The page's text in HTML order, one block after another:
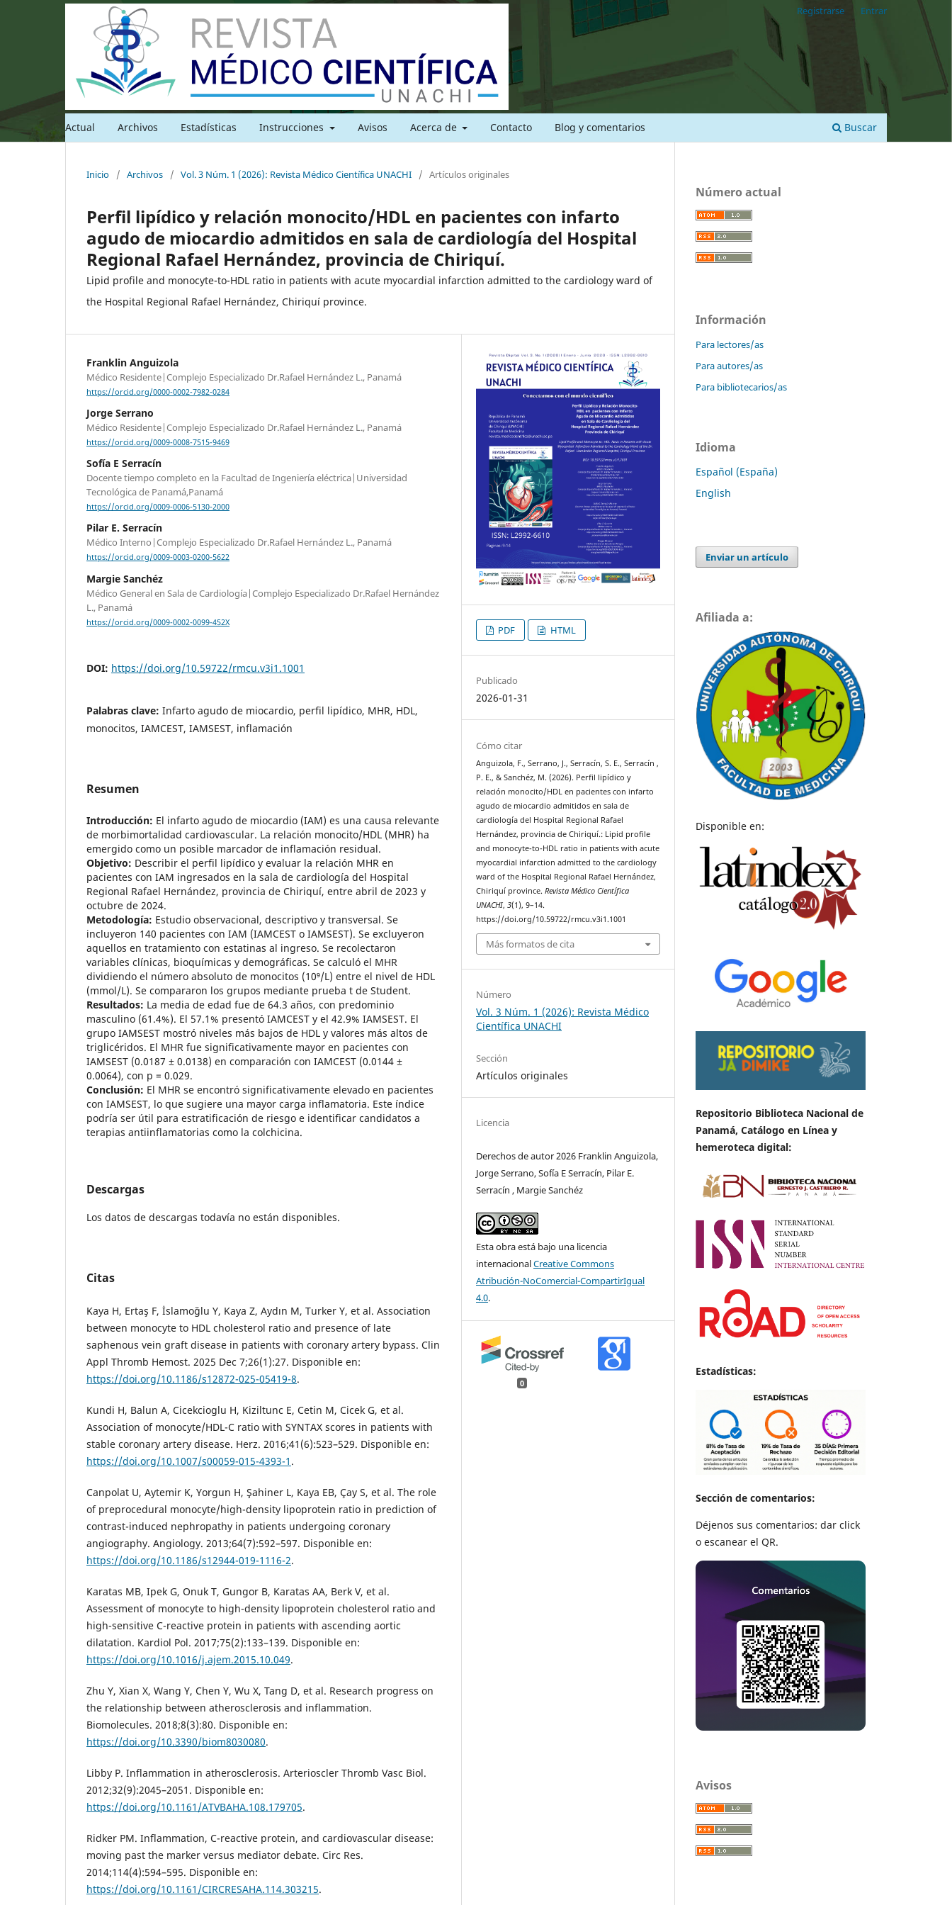
Actual Archivos Estadísticas Instrucciones Avisos Acerca de Contacto Blog y comentarios Buscar
Registrarse Entrar
Inicio / Archivos / Vol. 3 Núm. 1 (2026): Revista Médico Científica UNACHI / Artículos originales
Perfil lipídico y relación monocito/HDL en pacientes con infarto
agudo de miocardio admitidos en sala de cardiología del Hospital
Regional Rafael Hernández, provincia de Chiriquí.
Lipid profile and monocyte-to-HDL ratio in patients with acute myocardial infarction admitted to the cardiology ward of
the Hospital Regional Rafael Hernández, Chiriquí province.
Franklin Anguizola
Médico Residente|Complejo Especializado Dr.Rafael Hernández L., Panamá
https://orcid.org/0000-0002-7982-0284
Jorge Serrano
Médico Residente|Complejo Especializado Dr.Rafael Hernández L., Panamá
https://orcid.org/0009-0008-7515-9469
Sofía E Serracín
Docente tiempo completo en la Facultad de Ingeniería eléctrica|Universidad
Tecnológica de Panamá,Panamá
https://orcid.org/0009-0006-5130-2000
Pilar E. Serracín
Médico Interno|Complejo Especializado Dr.Rafael Hernández L., Panamá
https://orcid.org/0009-0003-0200-5622
Margie Sanchéz
Médico General en Sala de Cardiología|Complejo Especializado Dr.Rafael Hernández
L., Panamá
https://orcid.org/0009-0002-0099-452X
DOI: https://doi.org/10.59722/rmcu.v3i1.1001
Palabras clave: Infarto agudo de miocardio, perfil lipídico, MHR, HDL,
monocitos, IAMCEST, IAMSEST, inflamación
Resumen
Introducción: El infarto agudo de miocardio (IAM) es una causa relevante
de morbimortalidad cardiovascular. La relación monocito/HDL (MHR) ha
emergido como un posible marcador de inflamación residual.
Objetivo: Describir el perfil lipídico y evaluar la relación MHR en
pacientes con IAM ingresados en la sala de cardiología del Hospital
Regional Rafael Hernández, provincia de Chiriquí, entre abril de 2023 y
octubre de 2024.
Metodología: Estudio observacional, descriptivo y transversal. Se
incluyeron 140 pacientes con IAM (IAMCEST o IAMSEST). Se excluyeron
aquellos en tratamiento con estatinas al ingreso. Se recolectaron
variables clínicas, bioquímicas y demográficas. Se calculó el MHR
dividiendo el número absoluto de monocitos (10⁹/L) entre el nivel de HDL
(mmol/L). Se compararon los grupos mediante prueba t de Student.
Resultados: La media de edad fue de 64.3 años, con predominio
masculino (61.4%). El 57.1% presentó IAMCEST y el 42.9% IAMSEST. El
grupo IAMSEST mostró niveles más bajos de HDL y valores más altos de
triglicéridos. El MHR fue significativamente mayor en pacientes con
IAMSEST (0.0187 ± 0.0138) en comparación con IAMCEST (0.0144 ±
0.0064), con p = 0.029.
Conclusión: El MHR se encontró significativamente elevado en pacientes
con IAMSEST, lo que sugiere una mayor carga inflamatoria. Este índice
podría ser útil para estratificación de riesgo e identificar candidatos a
terapias antiinflamatorias como la colchicina.
Descargas
Los datos de descargas todavía no están disponibles.
Citas
Kaya H, Ertaş F, İslamoğlu Y, Kaya Z, Aydın M, Turker Y, et al. Association
between monocyte to HDL cholesterol ratio and presence of late
saphenous vein graft disease in patients with coronary artery bypass. Clin
Appl Thromb Hemost. 2025 Dec 7;26(1):27. Disponible en:
https://doi.org/10.1186/s12872-025-05419-8.
Kundi H, Balun A, Cicekcioglu H, Kiziltunc E, Cetin M, Cicek G, et al.
Association of monocyte/HDL-C ratio with SYNTAX scores in patients with
stable coronary artery disease. Herz. 2016;41(6):523–529. Disponible en:
https://doi.org/10.1007/s00059-015-4393-1 .
Canpolat U, Aytemir K, Yorgun H, Şahiner L, Kaya EB, Çay S, et al. The role
of preprocedural monocyte/high-density lipoprotein ratio in prediction of
contrast-induced nephropathy in patients undergoing coronary
angiography. Angiology. 2013;64(7):592–597. Disponible en:
https://doi.org/10.1186/s12944-019-1116-2.
Karatas MB, Ipek G, Onuk T, Gungor B, Karatas AA, Berk V, et al.
Assessment of monocyte to high-density lipoprotein cholesterol ratio and
high-sensitive C-reactive protein in patients with ascending aortic
dilatation. Kardiol Pol. 2017;75(2):133–139. Disponible en:
https://doi.org/10.1016/j.ajem.2015.10.049.
Zhu Y, Xian X, Wang Y, Chen Y, Wu X, Tang D, et al. Research progress on
the relationship between atherosclerosis and inflammation.
Biomolecules. 2018;8(3):80. Disponible en:
https://doi.org/10.3390/biom8030080.
Libby P. Inflammation in atherosclerosis. Arterioscler Thromb Vasc Biol.
2012;32(9):2045–2051. Disponible en:
https://doi.org/10.1161/ATVBAHA.108.179705.
Ridker PM. Inflammation, C-reactive protein, and cardiovascular disease:
moving past the marker versus mediator debate. Circ Res.
2014;114(4):594–595. Disponible en:
https://doi.org/10.1161/CIRCRESAHA.114.303215.
PDF HTML
Publicado
2026-01-31
Cómo citar
Anguizola, F., Serrano, J., Serracín, S. E., Serracín ,
P. E., & Sanchéz, M. (2026). Perfil lipídico y
relación monocito/HDL en pacientes con infarto
agudo de miocardio admitidos en sala de
cardiología del Hospital Regional Rafael
Hernández, provincia de Chiriquí.: Lipid profile
and monocyte-to-HDL ratio in patients with acute
myocardial infarction admitted to the cardiology
ward of the Hospital Regional Rafael Hernández,
Chiriquí province.Revista Médico Científica
UNACHI,3(1), 9–14.
https://doi.org/10.59722/rmcu.v3i1.1001
Más formatos de cita
Número
Vol. 3 Núm. 1 (2026): Revista Médico
Científica UNACHI
Sección
Artículos originales
Licencia
Derechos de autor 2026 Franklin Anguizola,
Jorge Serrano, Sofía E Serracín, Pilar E.
Serracín , Margie Sanchéz
Esta obra está bajo una licencia
internacionalCreative Commons
Atribución-NoComercial-CompartirIgual
4.0.
0
Número actual
Información
Para lectores/as
Para autores/as
Para bibliotecarios/as
Idioma
Español (España)
English
Enviar un artículo
Afiliada a:
Disponible en:
Repositorio Biblioteca Nacional de
Panamá, Catálogo en Línea y
hemeroteca digital:
Estadísticas:
Sección de comentarios:
Déjenos sus comentarios: dar click
o escanear el QR.
Avisos